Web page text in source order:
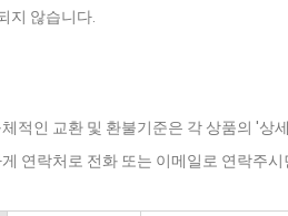
지 않습니다.
적인 교환 및 환불기준은 각 상품의 '상
연락처로 전화 또는 이메일로 연락주